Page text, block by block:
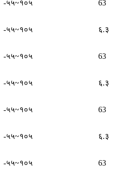
-५५~१०५ 63
-५५~१०५ ६.३
-५५~१०५ 63
-५५~१०५ ६.३
-५५~१०५ 63
-५५~१०५ ६.३
-५५~१०५ 63